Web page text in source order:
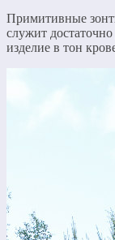
Примитивные
служит
изделие в тон